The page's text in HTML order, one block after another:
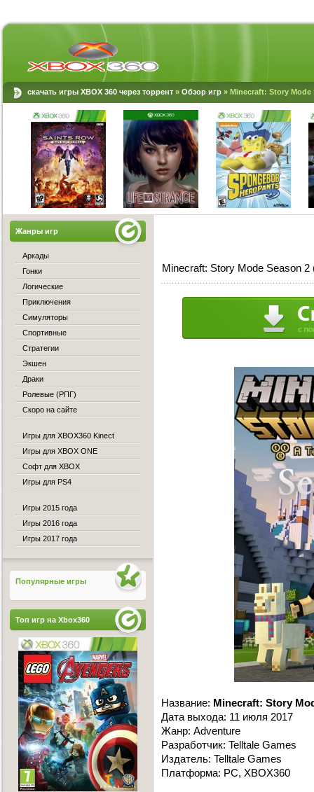
скачать игры XBOX 360 через торрент » Обзор игр » Minecraft: Story Mode
Minecraft: Story Mode Season 2
Название: Minecraft: Story
Дата выхода: 11 июля 2017
Жанр: Adventure
Разработчик: Telltale Games
Издатель: Telltale Games
Платформа: PC, XBOX360
Жанры игр
Аркады
Гонки
Логические
Приключения
Симуляторы
Спортивные
Стратегии
Экшен
Драки
Ролевые (РПГ)
Скоро на сайте
Игры для XBOX360 Kinect
Игры для XBOX ONE
Софт для XBOX
Игры для PS4
Игры 2015 года
Игры 2016 года
Игры 2017 года
Популярные игры
Топ игр на Xbox360